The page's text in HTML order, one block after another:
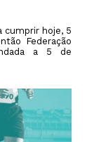
cumprir hoje, 5
Federação
a 5 de